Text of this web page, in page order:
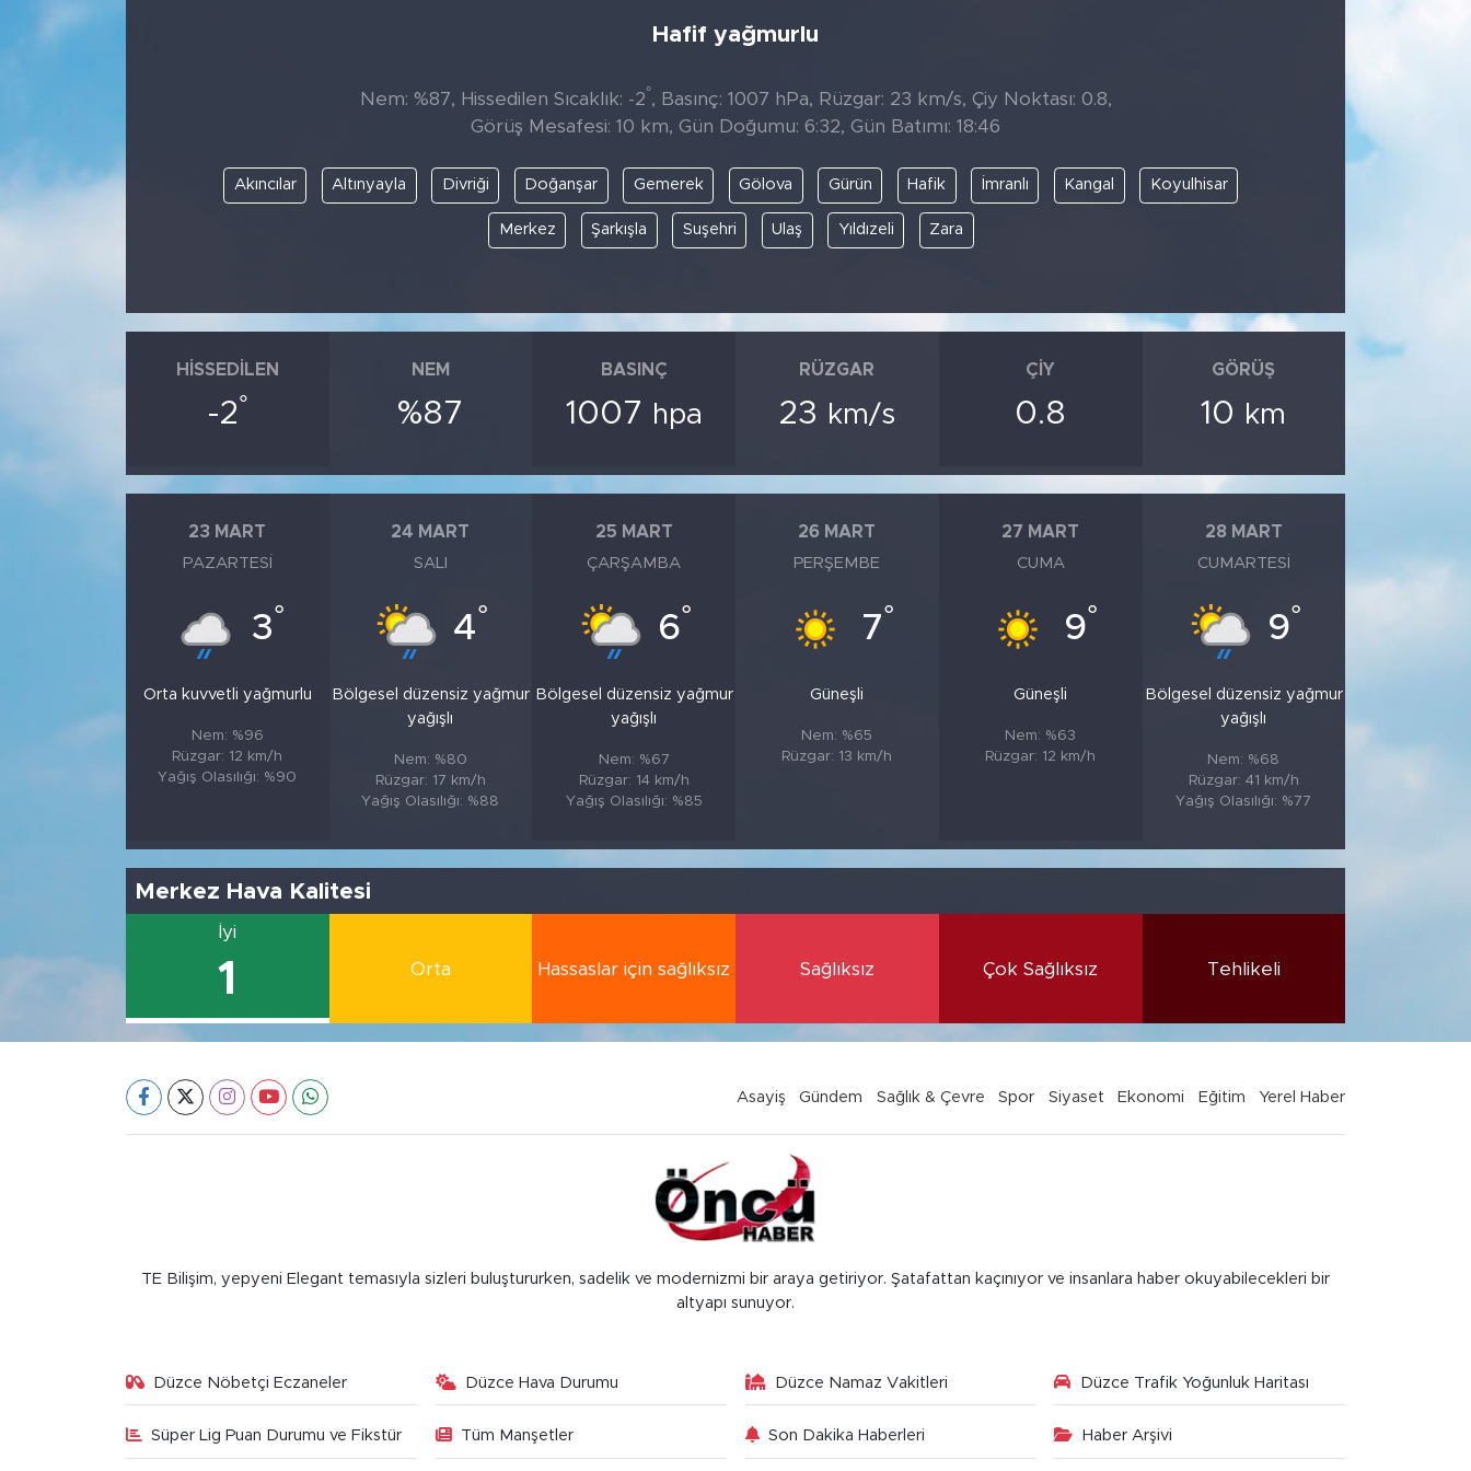
Hafif yağmurlu
Nem: %87, Hissedilen Sıcaklık: -2°, Basınç: 1007 hPa, Rüzgar: 23 km/s, Çiy Noktası: 0.8,
Görüş Mesafesi: 10 km, Gün Doğumu: 6:32, Gün Batımı: 18:46
Akıncılar Altınyayla Divriği Doğanşar Gemerek Gölova Gürün Hafik İmranlı Kangal Koyulhisar
Merkez Şarkışla Suşehri Ulaş Yıldızeli Zara
HISSEDILEN
-2°
NEM
%87
BASINÇ
1007 hpa
RÜZGAR
23 km/s
ÇIY
0.8
GÖRÜŞ
10 km
23 MART
PAZARTESI
3°
Orta kuvvetli yağmurlu
Nem: %96
Rüzgar: 12 km/h
Yağış Olasılığı: %90
24 MART
SALI
4°
Bölgesel düzensiz yağmur
yağışlı
Nem: %80
Rüzgar: 17 km/h
Yağış Olasılığı: %88
25 MART
ÇARŞAMBA
6°
Bölgesel düzensiz yağmur
yağışlı
Nem: %67
Rüzgar: 14 km/h
Yağış Olasılığı: %85
26 MART
PERŞEMBE
7°
Güneşli
Nem: %65
Rüzgar: 13 km/h
27 MART
CUMA
9°
Güneşli
Nem: %63
Rüzgar: 12 km/h
28 MART
CUMARTESI
9°
Bölgesel düzensiz yağmur
yağışlı
Nem: %68
Rüzgar: 41 km/h
Yağış Olasılığı: %77
Merkez Hava Kalitesi
İyi
1 Orta Hassaslar için sağlıksız Sağlıksız Çok Sağlıksız Tehlikeli
Asayiş Gündem Sağlık & Çevre Spor Siyaset Ekonomi Eğitim Yerel Haber
TE Bilişim, yepyeni Elegant temasıyla sizleri buluştururken, sadelik ve modernizmi bir araya getiriyor. Şatafattan kaçınıyor ve insanlara haber okuyabilecekleri bir
altyapı sunuyor.
Düzce Nöbetçi Eczaneler Düzce Hava Durumu Düzce Namaz Vakitleri Düzce Trafik Yoğunluk Haritası
Süper Lig Puan Durumu ve Fikstür Tüm Manşetler Son Dakika Haberleri Haber Arşivi